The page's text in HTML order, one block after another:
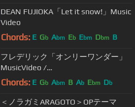
DEAN FUJIOKA「Let it snow!」Music
Video
Chords: E Gb Abm Eb Ebm Dbm B
フレデリック「オンリーワンダー」
MusicVideo /
frederic“ONLYWONDER”
Chords: E Gb Abm B Ab Ebm Db
＜ノラガミARAGOTO＞OPテーマ